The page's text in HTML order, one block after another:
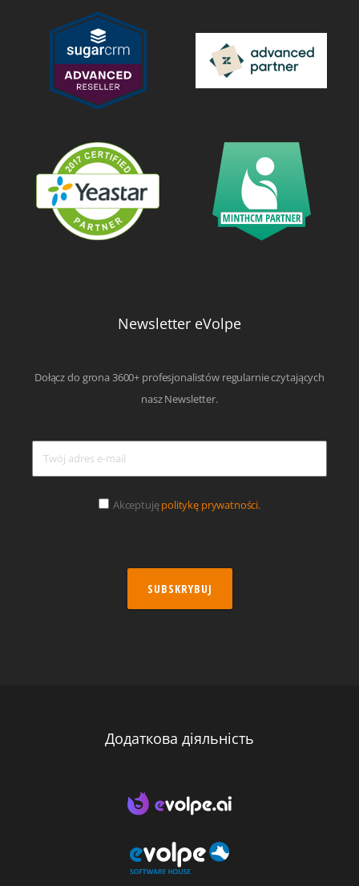
Newsletter eVolpe
Dołącz do grona 3600+ profesjonalistów regularnie czytających
nasz Newsletter.
Akceptujępolitykę prywatności.
SUBSKRYBUJ
Додаткова діяльність